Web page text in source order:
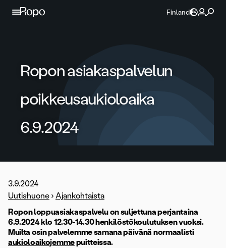
Jatka sisältöön
Finland
Ropon asiakaspalvelun
poikkeusaukioloaika
6.9.2024
3.9.2024
Uutishuone › Ajankohtaista
Ropon loppuasiakaspalvelu on suljettuna perjantaina
6.9.2024 klo 12.30-14.30 henkilöstökoulutuksen vuoksi.
Muilta osin palvelemme samana päivänä normaalisti
aukioloaikojemmepuitteissa.